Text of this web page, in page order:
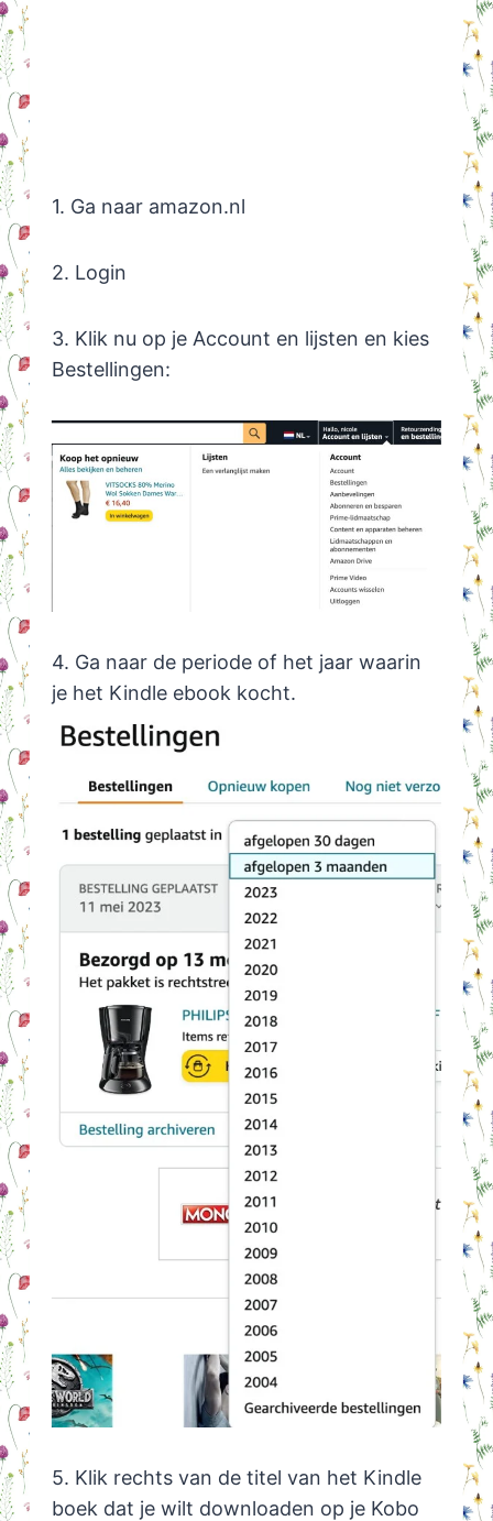
1. Ga naar amazon.nl
2. Login
3. Klik nu op je Account en lijsten en kies
Bestellingen:
4. Ga naar de periode of het jaar waarin
je het Kindle ebook kocht.
5. Klik rechts van de titel van het Kindle
boek dat je wilt downloaden op je Kobo